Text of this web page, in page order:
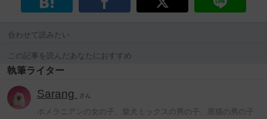
合わせて読みたい
この記事を読んだあなたにおすすめ
執筆ライター
Sarang さん
ポメラニアンの女の子、柴犬ミックスの男の子、黒猫の男の子